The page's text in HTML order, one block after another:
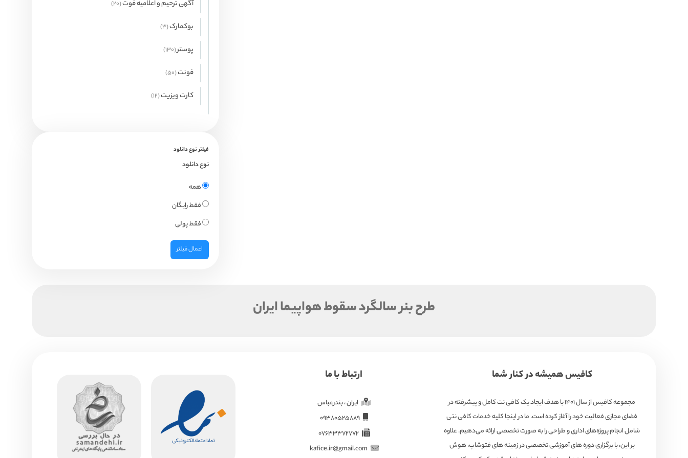
آگهی ترحیم و اعلامیه فوت 20
20
بوکمارک 3
3
پوستر 130
130
فونت 50
50
کارت ویزیت 12
12
فیلتر نوع دانلود
نوع دانلود
همه
فقط رایگان
فقط پولی
اعمال فیلتر
طرح بنر سالگرد سقوط هواپیما ایران
کافیس همیشه در کنار شما
مجموعه کافیس از سال ۱۴۰۱ با هدف ایجاد یک کافی نت کامل و پیشرفته در
فضای مجازی فعالیت خود را آغاز کرده است. ما در اینجا کلیه خدمات کافی نتی
شامل انجام پروژه‌های اداری و طراحی را به صورت تخصصی ارائه می‌دهیم. علاوه
بر این، با برگزاری دوره های آموزشی تخصصی در زمینه های فتوشاپ، هوش
ارتباط با ما
ایران ، بندرعباس
07633372772